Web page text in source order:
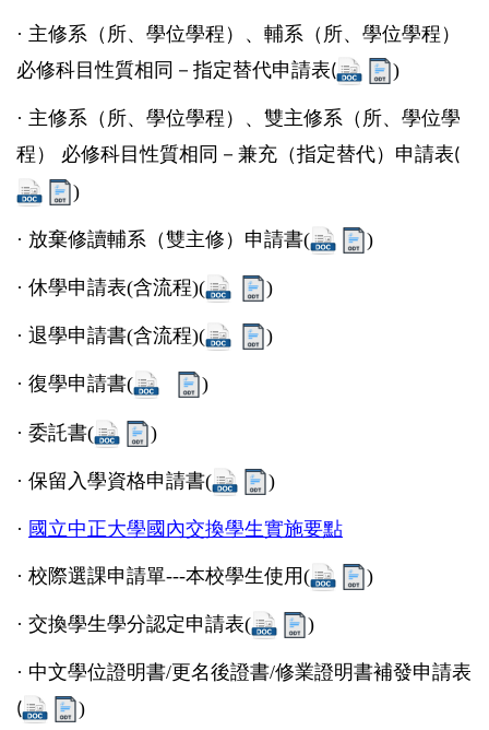
· 主修系（所、學位學程）、輔系（所、學位學程）
必修科目性質相同－指定替代申請表( )
· 主修系（所、學位學程）、雙主修系（所、學位學
程） 必修科目性質相同－兼充（指定替代）申請表(
)
· 放棄修讀輔系（雙主修）申請書( )
· 休學申請表(含流程)( )
· 退學申請書(含流程)( )
· 復學申請書( )
· 委託書( )
· 保留入學資格申請書( )
· 國立中正大學國內交換學生實施要點
· 校際選課申請單---本校學生使用( )
· 交換學生學分認定申請表( )
· 中文學位證明書/更名後證書/修業證明書補發申請表
( )